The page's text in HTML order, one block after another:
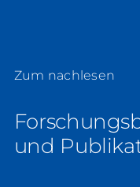
Zum nachlesen
und